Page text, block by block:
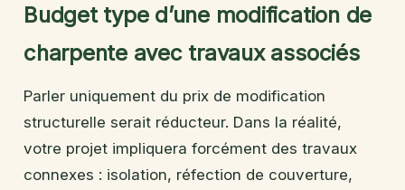
Budget type d’une modification de
charpente avec travaux associés
Parler uniquement du prix de modification
structurelle serait réducteur. Dans la réalité,
votre projet impliquera forcément des travaux
connexes : isolation, réfection de couverture,